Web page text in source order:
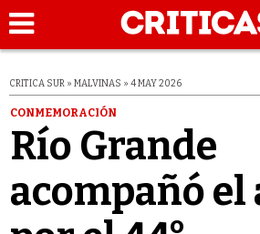
CRITICA SUR » MALVINAS » 4 MAY 2026
CONMEMORACIÓN
Río Grande
acompañó el